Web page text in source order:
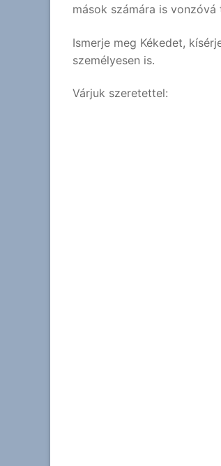
mások számára is vonzóvá
Ismerje meg Kékedet,
személyesen is.
Várjuk szeretettel: